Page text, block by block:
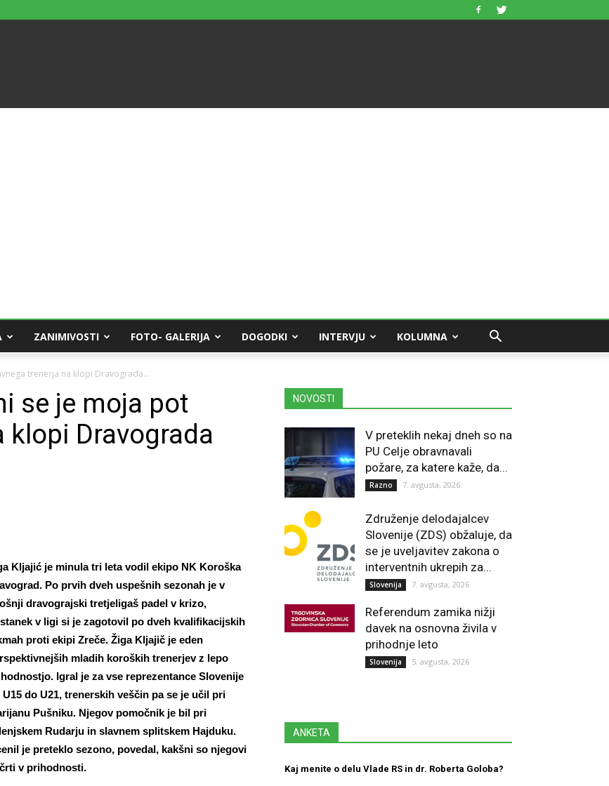
ZANIMIVOSTI FOTO- GALERIJA DOGODKI INTERVJU KOLUMNA
trenerja na klopi Dravograda...
se je moja pot
klopi Dravograda
Kljajić je minula tri leta vodil ekipo NK Koroška
Po prvih dveh uspešnih sezonah je v
dravograjski tretjeligaš padel v krizo,
v ligi si je zagotovil po dveh kvalifikacijskih
proti ekipi Zreče. Žiga Kljajič je eden
mladih koroških trenerjev z lepo
Igral je za vse reprezentance Slovenije
U15 do U21, trenerskih veščin pa se je učil pri
Pušniku. Njegov pomočnik je bil pri
Rudarju in slavnem splitskem Hajduku.
je preteklo sezono, povedal, kakšni so njegovi
v prihodnosti.
NOVOSTI
V preteklih nekaj dneh so na
PU Celje obravnavali
požare, za katere kaže, da...
Razno 7. avgusta, 2026
Združenje delodajalcev
Slovenije (ZDS) obžaluje, da
se je uveljavitev zakona o
interventnih ukrepih za...
Slovenija 7. avgusta, 2026
Referendum zamika nižji
davek na osnovna živila v
prihodnje leto
Slovenija 5. avgusta, 2026
ANKETA
Kaj menite o delu Vlade RS in dr. Roberta Goloba?